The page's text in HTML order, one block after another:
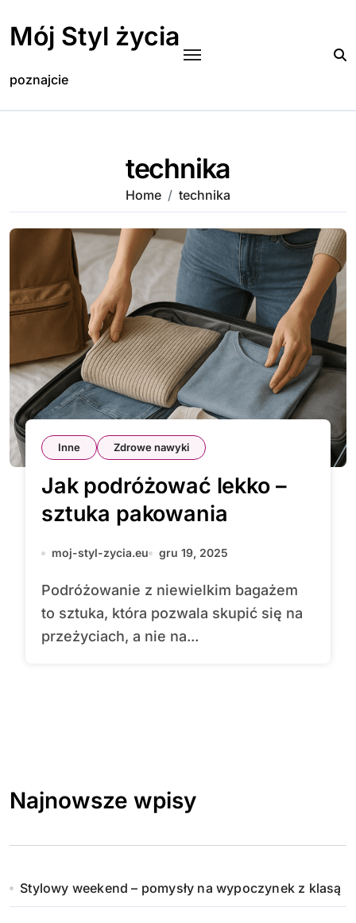
content
Mój Styl życia
poznajcie
technika
Home technika
Inne Zdrowe nawyki
Jak podróżować lekko –
sztuka pakowania
moj-styl-zycia.eu gru 19, 2025
Podróżowanie z niewielkim bagażem
to sztuka, która pozwala skupić się na
przeżyciach, a nie na...
Najnowsze wpisy
Stylowy weekend – pomysły na wypoczynek z klasą